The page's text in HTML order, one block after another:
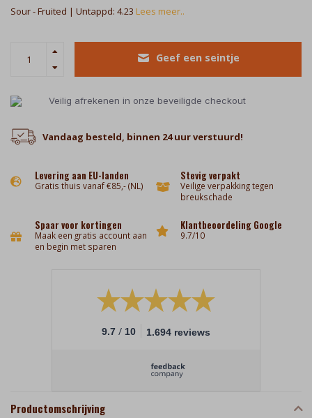
Sour - Fruited | Untappd: 4.23 Lees meer..
Geef een seintje
Veilig afrekenen in onze beveiligde checkout
Vandaag besteld, binnen 24 uur verstuurd!
Levering aan EU-landen
Gratis thuis vanaf €85,- (NL)
Stevig verpakt
Veilige verpakking tegen
breukschade
Spaar voor kortingen
Maak een gratis account aan
en begin met sparen
Klantbeoordeling Google
9.7/10
9.7 / 10 1.694 reviews
Productomschrijving